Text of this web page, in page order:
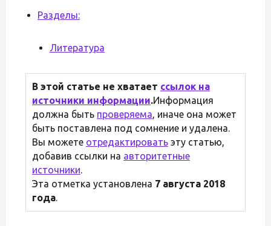
Разделы:
Литература
В этой статье не хватает ссылок на
источники информации.Информация
должна быть проверяема, иначе она может
быть поставлена под сомнение и удалена.
Вы можете отредактировать эту статью,
добавив ссылки на авторитетные
источники.
Эта отметка установлена 7 августа 2018
года.